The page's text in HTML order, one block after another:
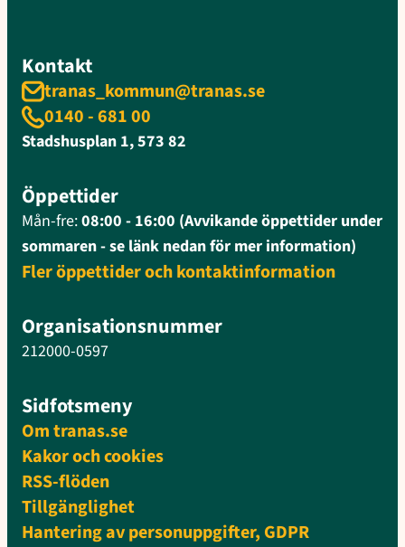
Kontakt
tranas_kommun@tranas.se
0140 - 681 00
Stadshusplan 1, 573 82
Öppettider
Mån-fre:08:00 - 16:00 (Avvikande öppettider under
sommaren - se länk nedan för mer information)
Fler öppettider och kontaktinformation
Organisationsnummer
212000-0597
Sidfotsmeny
Om tranas.se
Kakor och cookies
RSS-flöden
Tillgänglighet
Hantering av personuppgifter, GDPR